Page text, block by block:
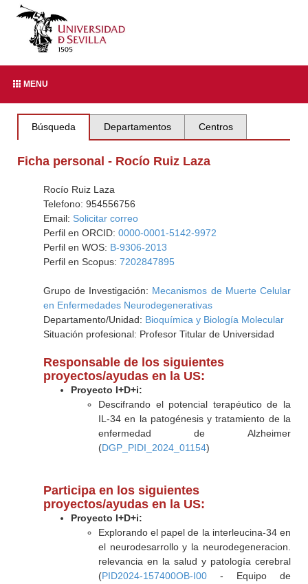
MENU
Búsqueda Departamentos Centros
Ficha personal - Rocío Ruiz Laza
Rocío Ruiz Laza
Telefono: 954556756
Email: Solicitar correo
Perfil en ORCID: 0000-0001-5142-9972
Perfil en WOS: B-9306-2013
Perfil en Scopus: 7202847895
Grupo de Investigación: Mecanismos de Muerte Celular
en Enfermedades Neurodegenerativas
Departamento/Unidad: Bioquímica y Biología Molecular
Situación profesional: Profesor Titular de Universidad
Responsable de los siguientes
proyectos/ayudas en la US:
Proyecto I+D+i:
Descifrando el potencial terapéutico de la
IL-34 en la patogénesis y tratamiento de la
enfermedad de Alzheimer
(DGP_PIDI_2024_01154)
Participa en los siguientes
proyectos/ayudas en la US:
Proyecto I+D+i:
Explorando el papel de la interleucina-34 en
el neurodesarrollo y la neurodegeneracion.
relevancia en la salud y patología cerebral
(PID2024-157400OB-I00- Equipo de